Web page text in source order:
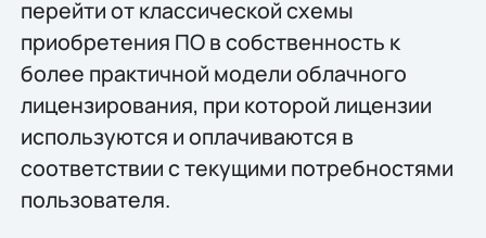
перейти от классической схемы
приобретения ПО в собственность к
более практичной модели облачного
лицензирования, при которой лицензии
используются и оплачиваются в
соответствии с текущими потребностями
пользователя.